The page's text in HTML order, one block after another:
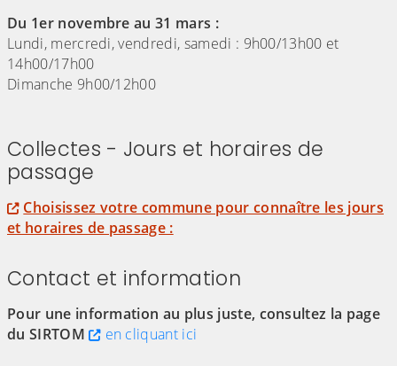
Du 1er novembre au 31 mars :
Lundi, mercredi, vendredi, samedi : 9h00/13h00 et
14h00/17h00
Dimanche 9h00/12h00
Collectes - Jours et horaires de
passage
Choisissez votre commune pour connaître les jours
et horaires de passage :
Contact et information
Pour une information au plus juste, consultez la page
du SIRTOM
en cliquant ici